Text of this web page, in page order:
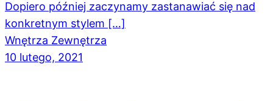
Dopiero później zaczynamy zastanawiać się nad
konkretnym stylem […]
Wnętrza Zewnętrza
10 lutego, 2021